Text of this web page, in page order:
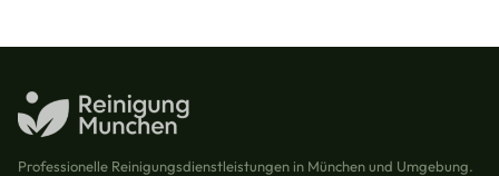
Professionelle Reinigungsdienstleistungen in München und Umgebung.